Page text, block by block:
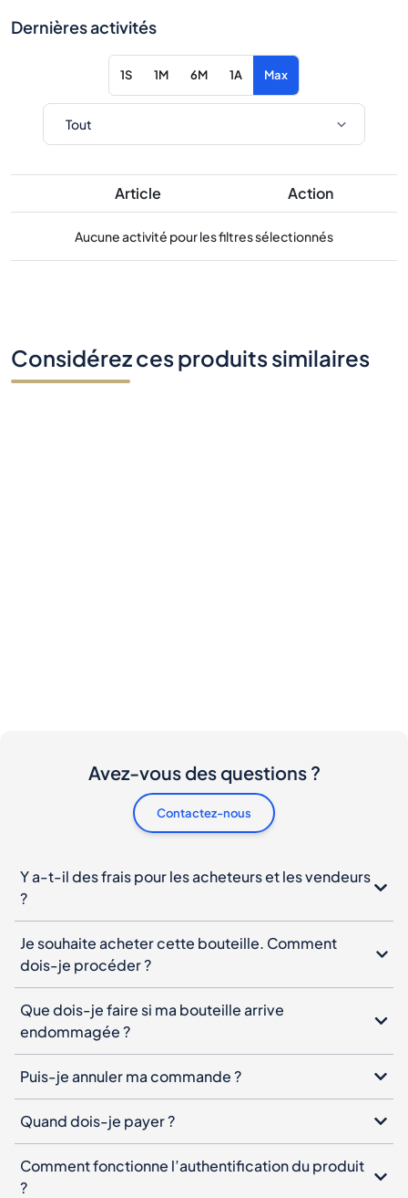
Dernières activités
1S 1M 6M 1A Max
Article Action
Aucune activité pour les filtres sélectionnés
Considérez ces produits similaires
Avez-vous des questions ?
Contactez-nous
Y a-t-il des frais pour les acheteurs et les vendeurs
?
Je souhaite acheter cette bouteille. Comment
dois-je procéder ?
Que dois-je faire si ma bouteille arrive
endommagée ?
Puis-je annuler ma commande ?
Quand dois-je payer ?
Comment fonctionne l’authentification du produit
?